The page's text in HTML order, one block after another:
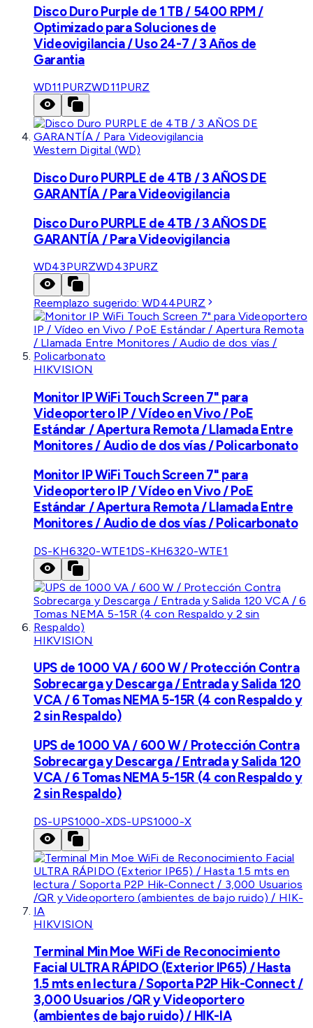
Disco Duro Purple de 1 TB / 5400 RPM /
Optimizado para Soluciones de
Videovigilancia / Uso 24-7 / 3 Años de
Garantia
WD11PURZWD11PURZ
Western Digital (WD)
Disco Duro PURPLE de 4TB / 3 AÑOS DE
GARANTÍA / Para Videovigilancia
Disco Duro PURPLE de 4TB / 3 AÑOS DE
GARANTÍA / Para Videovigilancia
WD43PURZWD43PURZ
Reemplazo sugerido:WD44PURZ
HIKVISION
Monitor IP WiFi Touch Screen 7" para
Videoportero IP / Vídeo en Vivo / PoE
Estándar / Apertura Remota / Llamada Entre
Monitores / Audio de dos vías / Policarbonato
Monitor IP WiFi Touch Screen 7" para
Videoportero IP / Vídeo en Vivo / PoE
Estándar / Apertura Remota / Llamada Entre
Monitores / Audio de dos vías / Policarbonato
DS-KH6320-WTE1DS-KH6320-WTE1
HIKVISION
UPS de 1000 VA / 600 W / Protección Contra
Sobrecarga y Descarga / Entrada y Salida 120
VCA / 6 Tomas NEMA 5-15R (4 con Respaldo y
2 sin Respaldo)
UPS de 1000 VA / 600 W / Protección Contra
Sobrecarga y Descarga / Entrada y Salida 120
VCA / 6 Tomas NEMA 5-15R (4 con Respaldo y
2 sin Respaldo)
DS-UPS1000-XDS-UPS1000-X
HIKVISION
Terminal Min Moe WiFi de Reconocimiento
Facial ULTRA RÁPIDO (Exterior IP65) / Hasta
1.5 mts en lectura / Soporta P2P Hik-Connect /
3,000 Usuarios /QR y Videoportero
(ambientes de bajo ruido) / HIK-IA